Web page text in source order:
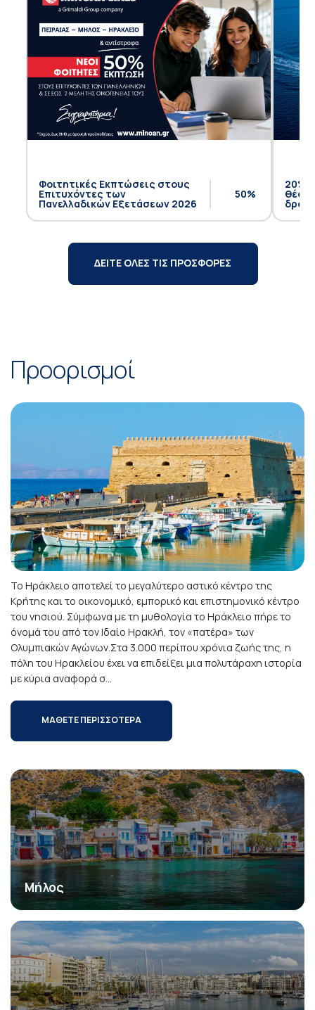
Φοιτητικές Εκπτώσεις στους
Επιτυχόντες των
Πανελλαδικών Εξετάσεων 2026
50%
20%
θέση
ΔΕΙΤΕ ΟΛΕΣ ΤΙΣ ΠΡΟΣΦΟΡΕΣ
Προορισμοί
Το Ηράκλειο αποτελεί το μεγαλύτερο αστικό κέντρο της
Κρήτης και το οικονομικό, εμπορικό και επιστημονικό κέντρο
του νησιού. Σύμφωνα με τη μυθολογία το Ηράκλειο πήρε το
όνομά του από τον Ιδαίο Ηρακλή, τον «πατέρα» των
Ολυμπιακών Αγώνων.Στα 3.000 περίπου χρόνια ζωής της, η
πόλη του Ηρακλείου έχει να επιδείξει μια πολυτάραχη ιστορία
με κύρια αναφορά σ...
ΜΑΘΕΤΕ ΠΕΡΙΣΣΟΤΕΡΑ
Μήλος